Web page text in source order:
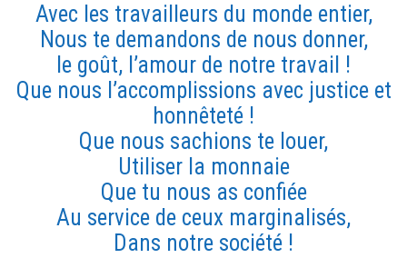
Avec les travailleurs du monde entier,
Nous te demandons de nous donner,
le goût, l’amour de notre travail !
Que nous l’accomplissions avec justice et
honnêteté !
Que nous sachions te louer,
Utiliser la monnaie
Que tu nous as confiée
Au service de ceux marginalisés,
Dans notre société !